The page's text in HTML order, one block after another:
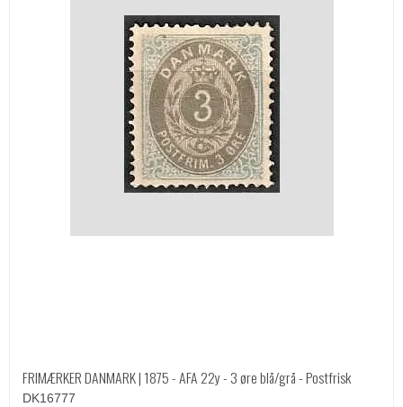
FRIMÆRKER DANMARK | 1875 - AFA 22y - 3 øre blå/grå - Postfrisk
DK16777